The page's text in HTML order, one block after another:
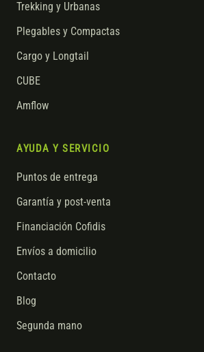
Trekking y Urbanas
Plegables y Compactas
Cargo y Longtail
CUBE
Amflow
AYUDA Y SERVICIO
Puntos de entrega
Garantía y post-venta
Financiación Cofidis
Envíos a domicilio
Contacto
Blog
Segunda mano